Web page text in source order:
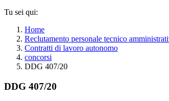
Tu sei qui:
Home
Reclutamento personale tecnico
Contratti di lavoro autonomo
concorsi
DDG 407/20
DDG 407/20